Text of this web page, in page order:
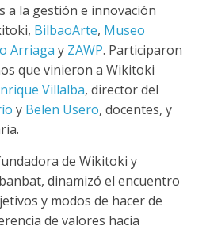
a la gestión e innovación
BilbaoArte, Museo
Arriaga y ZAWP. Participaron
que vinieron a Wikitoki
Villalba, director del
y Belen Usero, docentes, y
de Wikitoki y
dinamizó el encuentro
y modos de hacer de
de valores hacia